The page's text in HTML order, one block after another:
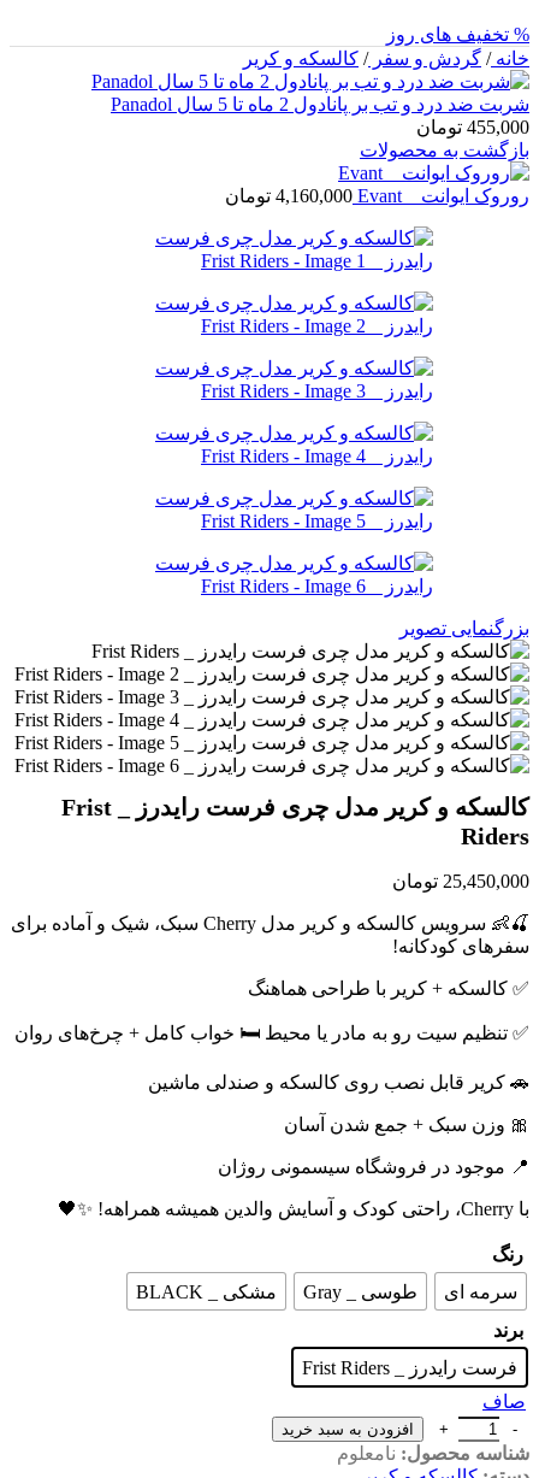
% تخفیف های روز
خانه/ گردش و سفر/ کالسکه و کریر
شربت ضد درد و تب بر پانادول 2 ماه تا 5 سال Panadol
455,000 تومان
بازگشت به محصولات
روروک ایوانت _ Evant 4,160,000 تومان
بزرگنمایی تصویر
کالسکه و کریر مدل چری فرست رایدرز _ Frist
Riders
25,450,000 تومان
🍒👶 سرویس کالسکه و کریر مدل Cherry سبک، شیک و آماده برای
سفرهای کودکانه!
✅ کالسکه + کریر با طراحی هماهنگ
✅ تنظیم سیت رو به مادر یا محیط 🛏 خواب کامل + چرخ‌های روان
🚗 کریر قابل نصب روی کالسکه و صندلی ماشین
🎀 وزن سبک + جمع شدن آسان
📍 موجود در فروشگاه سیسمونی روژان
با Cherry، راحتی کودک و آسایش والدین همیشه همراهه! ✨🖤
رنگ
سرمه ای
طوسی _ Gray
مشکی _ BLACK
برند
فرست رایدرز _ Frist Riders
صاف
افزودن به سبد خرید
شناسه محصول: نامعلوم